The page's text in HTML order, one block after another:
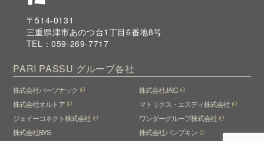
〒514-0131
三重県津市あのつ台1丁目6番地8号
TEL：059-269-7717
PARI PASSU グループ各社
株式会社パーソナック
株式会社JAIC
株式会社オルトア
マトリクス・エスディ株式会社
ジェイーコネクト株式会社
ワンダーグループ株式会社
株式会社BYS
株式会社パンプキン